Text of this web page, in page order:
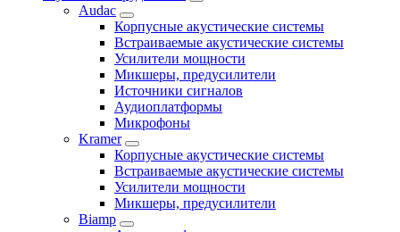
Audac
Корпусные акустические системы
Встраиваемые акустические системы
Усилители мощности
Микшеры, предусилители
Источники сигналов
Аудиоплатформы
Микрофоны
Kramer
Корпусные акустические системы
Встраиваемые акустические системы
Усилители мощности
Микшеры, предусилители
Biamp